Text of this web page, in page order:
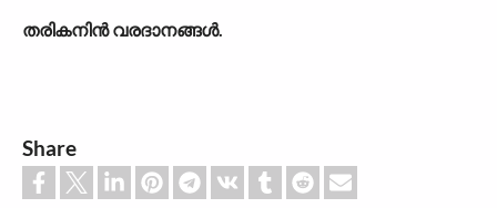
തരികനിൻ വരദാനങ്ങൾ.
Share